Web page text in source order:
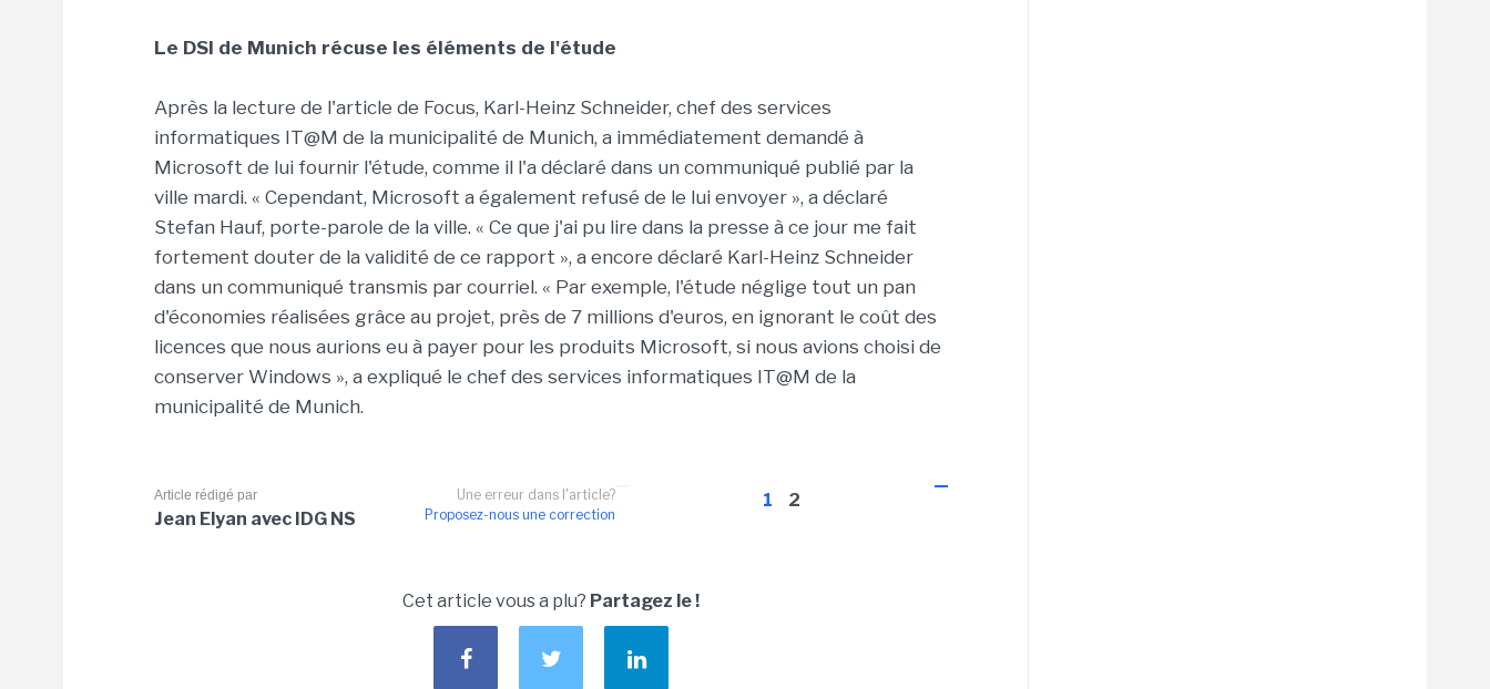
Le DSI de Munich récuse les éléments de l'étude
Après la lecture de l'article de Focus, Karl-Heinz Schneider, chef des services
informatiques IT@M de la municipalité de Munich, a immédiatement demandé à
Microsoft de lui fournir l'étude, comme il l'a déclaré dans un communiqué publié par la
ville mardi. « Cependant, Microsoft a également refusé de le lui envoyer », a déclaré
Stefan Hauf, porte-parole de la ville. « Ce que j'ai pu lire dans la presse à ce jour me fait
fortement douter de la validité de ce rapport », a encore déclaré Karl-Heinz Schneider
dans un communiqué transmis par courriel. « Par exemple, l'étude néglige tout un pan
d'économies réalisées grâce au projet, près de 7 millions d'euros, en ignorant le coût des
licences que nous aurions eu à payer pour les produits Microsoft, si nous avions choisi de
conserver Windows », a expliqué le chef des services informatiques IT@M de la
municipalité de Munich.
1 2
Une erreur dans l'article?
Proposez-nous une correction
Article rédigé par
Jean Elyan avec IDG NS
Cet article vous a plu? Partagez le !